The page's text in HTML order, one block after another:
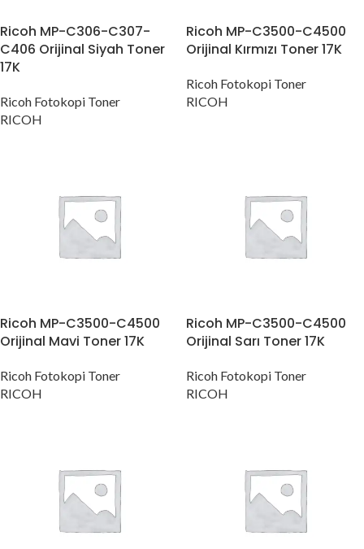
Ricoh MP-C306-C307-
C406 Orijinal Siyah Toner
17K
Ricoh Fotokopi Toner
RICOH
Ricoh MP-C3500-C4500
Orijinal Kırmızı Toner 17K
Ricoh Fotokopi Toner
RICOH
Ricoh MP-C3500-C4500
Orijinal Mavi Toner 17K
Ricoh Fotokopi Toner
RICOH
Ricoh MP-C3500-C4500
Orijinal Sarı Toner 17K
Ricoh Fotokopi Toner
RICOH